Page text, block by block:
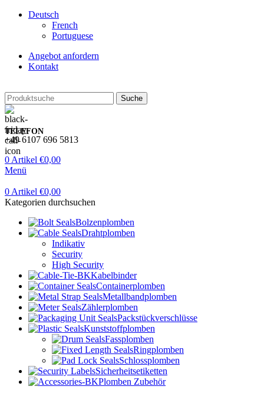
Deutsch
French
Portuguese
Angebot anfordern
Kontakt
Suche
TELEFON
+49 6107 696 5813
0 Artikel €0,00
Menü
0 Artikel €0,00
Kategorien durchsuchen
Bolzenplomben
Drahtplomben
Indikativ
Security
High Security
Kabelbinder
Containerplomben
Metallbandplomben
Zählerplomben
Packstückverschlüsse
Kunststoffplomben
Fassplomben
Ringplomben
Schlossplomben
Sicherheitsetiketten
Plomben Zubehör